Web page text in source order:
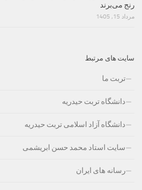
رنج می‌برند
مرداد 15, 1405
سایت های مرتبط
تربت ما
دانشگاه تربت حیدریه
دانشگاه آزاد اسلامی تربت حیدریه
سایت استاد محمد حسن ابریشمی
رسانه های ایران